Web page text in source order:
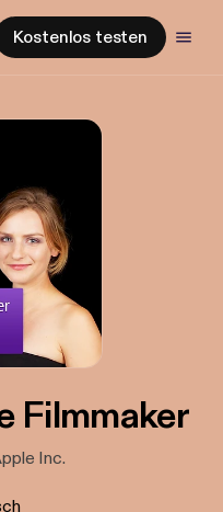
Kostenlos testen
Filmmaker
Inc.